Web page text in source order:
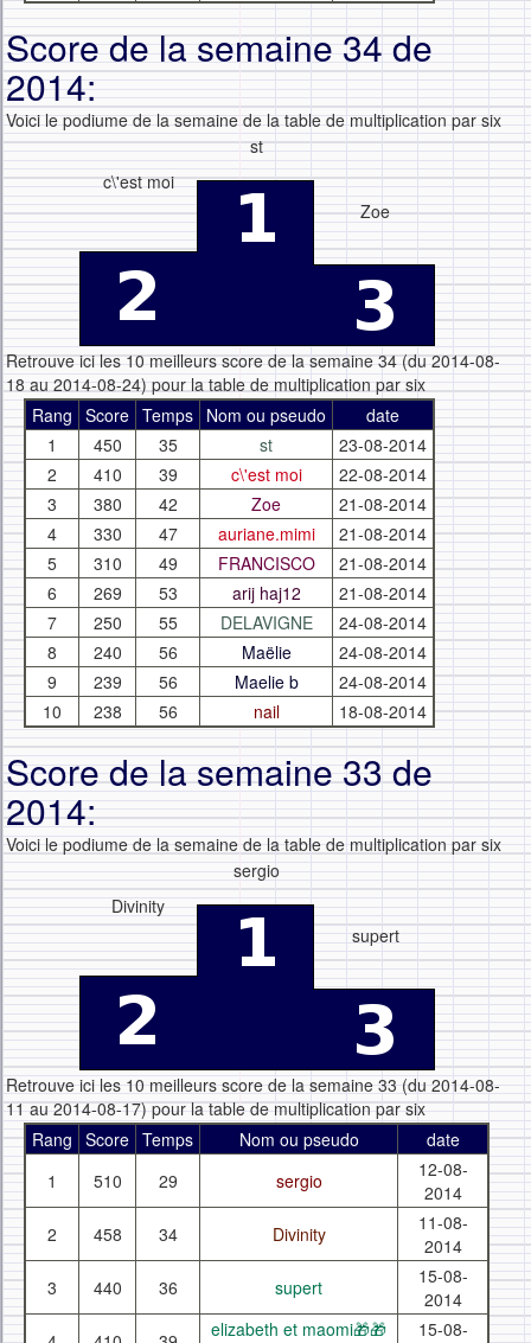
Score de la semaine 34 de
2014:
Voici le podiume de la semaine de la table de multiplication par six
c\'est moi
st
Zoe
Retrouve ici les 10 meilleurs score de la semaine 34 (du 2014-08-
18 au 2014-08-24) pour la table de multiplication par six
Rang Score Temps Nom ou pseudo
date
1
450 35 st
23-08-2014
2
410 39 c\'est moi
22-08-2014
3
380 42 Zoe
21-08-2014
4
330 47 auriane.mimi
21-08-2014
5
310 49 FRANCISCO
21-08-2014
6
269 53 arij haj12
21-08-2014
7
250 55 DELAVIGNE
24-08-2014
8
240 56 Maëlie
24-08-2014
9
239 56 Maelie b
24-08-2014
10
238 56 nail 18-08-2014
Score de la semaine 33 de
2014:
Voici le podiume de la semaine de la table de multiplication par six
Divinity
sergio
supert
Retrouve ici les 10 meilleurs score de la semaine 33 (du 2014-08-
11 au 2014-08-17) pour la table de multiplication par six
Rang Score Temps Nom ou pseudo
date
1
510 29 sergio
12-08-
2014
2
458 34 Divinity
11-08-
2014
3
440 36 supert
15-08-
2014
elizabeth et maomi🎁🎁
15-08-